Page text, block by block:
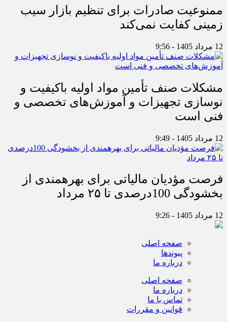
ممنوعیت صادرات برای تنظیم بازار سیب
زمینی کفایت نمی‌کند
12 مرداد 1405 - 9:56
مشکلات صنف تأمین مواد اولیه باکیفیت و
نوسازی تجهیزات و آموزش‌های تخصصی و
فنی است
12 مرداد 1405 - 9:49
فرصت مؤدیان مالیاتی برای بهره‎مندی از
بخشودگی 100درصدی تا ۲۵ مرداد
12 مرداد 1405 - 9:26
صفحه اصلی
پیوندها
درباره ما
صفحه اصلی
درباره ما
تماس با ما
قوانین و مقررات